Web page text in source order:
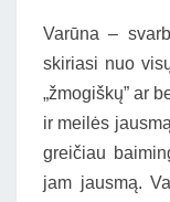
Varūna –
skiriasi nuo
„žmogiškų” ar
ir meilės
greičiau
jam jausmą.